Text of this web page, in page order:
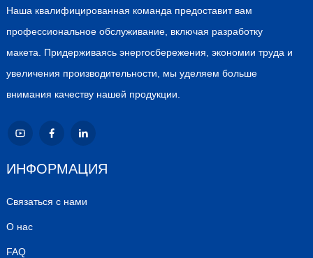
Наша квалифицированная команда предоставит вам
профессиональное обслуживание, включая разработку
макета. Придерживаясь энергосбережения, экономии труда и
увеличения производительности, мы уделяем больше
внимания качеству нашей продукции.
ИНФОРМАЦИЯ
Связаться с нами
О нас
FAQ